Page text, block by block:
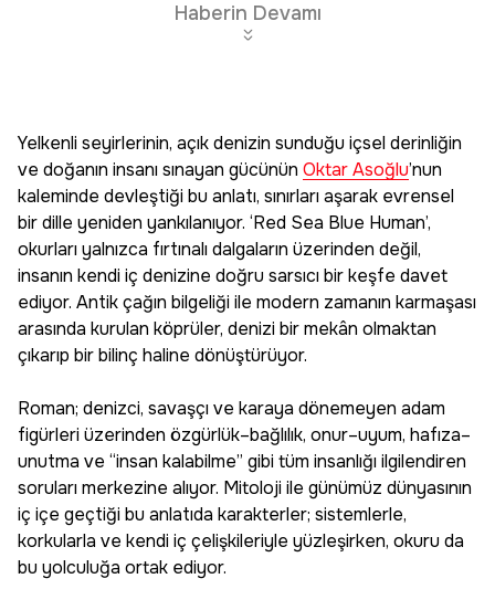
Haberin Devamı
Yelkenli seyirlerinin, açık denizin sunduğu içsel derinliğin
ve doğanın insanı sınayan gücünün Oktar Asoğlu’nun
kaleminde devleştiği bu anlatı, sınırları aşarak evrensel
bir dille yeniden yankılanıyor. ‘Red Sea Blue Human’,
okurları yalnızca fırtınalı dalgaların üzerinden değil,
insanın kendi iç denizine doğru sarsıcı bir keşfe davet
ediyor. Antik çağın bilgeliği ile modern zamanın karmaşası
arasında kurulan köprüler, denizi bir mekân olmaktan
çıkarıp bir bilinç haline dönüştürüyor.
Roman; denizci, savaşçı ve karaya dönemeyen adam
figürleri üzerinden özgürlük–bağlılık, onur–uyum, hafıza–
unutma ve “insan kalabilme” gibi tüm insanlığı ilgilendiren
soruları merkezine alıyor. Mitoloji ile günümüz dünyasının
iç içe geçtiği bu anlatıda karakterler; sistemlerle,
korkularla ve kendi iç çelişkileriyle yüzleşirken, okuru da
bu yolculuğa ortak ediyor.